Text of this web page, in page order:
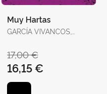
Muy Hartas
GARCÍA VIVANCOS,
17,00 €
16,15 €